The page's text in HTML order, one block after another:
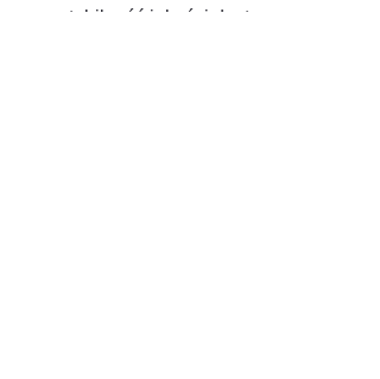
stabilność jakości dostaw